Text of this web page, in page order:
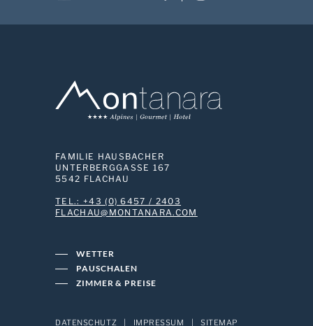
FAMILIE HAUSBACHER
UNTERBERGGASSE 167
5542 FLACHAU
TEL.: +43 (0) 6457 / 2403
MOC.ARANATNOM@UAHCALF
WETTER
PAUSCHALEN
ZIMMER & PREISE
DATENSCHUTZ IMPRESSUM SITEMAP